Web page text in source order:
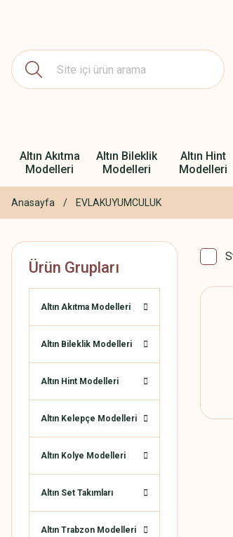
Altın Akıtma
Modelleri
Altın Bileklik
Modelleri
Altın Hint
Modelleri
Anasayfa EVLAKUYUMCULUK
Ürün Grupları
Altın Akıtma Modelleri
Altın Bileklik Modelleri
Altın Hint Modelleri
Altın Kelepçe Modelleri
Altın Kolye Modelleri
Altın Set Takımları
Altın Trabzon Modelleri